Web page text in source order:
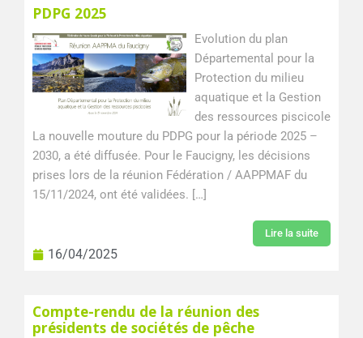
PDPG 2025
Evolution du plan
Départemental pour la
Protection du milieu
aquatique et la Gestion
des ressources piscicole
La nouvelle mouture du PDPG pour la période 2025 –
2030, a été diffusée. Pour le Faucigny, les décisions
prises lors de la réunion Fédération / AAPPMAF du
15/11/2024, ont été validées. […]
Lire la suite
16/04/2025
Compte-rendu de la réunion des
présidents de sociétés de pêche